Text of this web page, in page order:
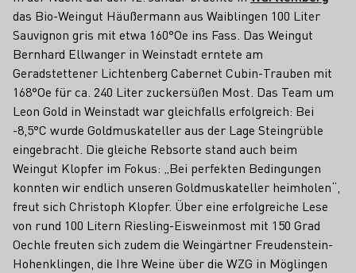
das Bio-Weingut Häußermann aus Waiblingen 100 Liter
Sauvignon gris mit etwa 160°Oe ins Fass. Das Weingut
Bernhard Ellwanger in Weinstadt erntete am
Geradstettener Lichtenberg Cabernet Cubin-Trauben mit
168°Oe für ca. 240 Liter zuckersüßen Most. Das Team um
Leon Gold in Weinstadt war gleichfalls erfolgreich: Bei
-8,5°C wurde Goldmuskateller aus der Lage Steingrüble
eingebracht. Die gleiche Rebsorte stand auch beim
Weingut Klopfer im Fokus: „Bei perfekten Bedingungen
konnten wir endlich unseren Goldmuskateller heimholen“,
freut sich Christoph Klopfer. Über eine erfolgreiche Lese
von rund 100 Litern Riesling-Eisweinmost mit 150 Grad
Oechle freuten sich zudem die Weingärtner Freudenstein-
Hohenklingen, die Ihre Weine über die WZG in Möglingen